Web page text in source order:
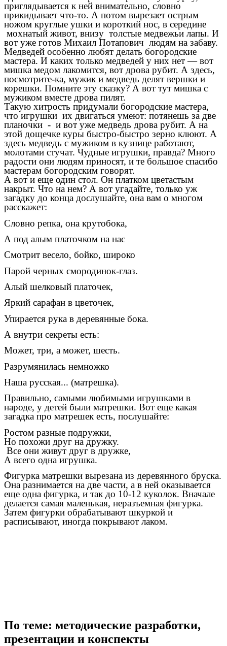
приглядывается к ней внимательно, словно
прикидывает что-то. А потом вырезает острым
ножом круглые ушки и короткий нос, в середине
мохнатый живот, внизу толстые медвежьи лапы. И
вот уже готов Михаил Потапович людям на забаву.
Медведей особенно любят делать богородские
мастера. И каких только медведей у них нет — вот
мишка медом лакомится, вот дрова рубит. А здесь,
посмотрите-ка, мужик и медведь делят вершки и
корешки. Помните эту сказку? А вот тут мишка с
мужиком вместе дрова пилят.
Такую хитрость придумали богородские мастера,
что игрушки их двигаться умеют: потянешь за две
планочки - и вот уже медведь дрова рубит. А на
этой дощечке куры быстро-быстро зерно клюют. А
здесь медведь с мужиком в кузнице работают,
молотами стучат. Чудные игрушки, правда? Много
радости они людям приносят, и те большое спасибо
мастерам богородским говорят.
А вот и еще один стол. Он платком цветастым
накрыт. Что на нем? А вот угадайте, только уж
загадку до конца дослушайте, она вам о многом
расскажет:
Словно репка, она крутобока,
А под алым платочком на нас
Смотрит весело, бойко, широко
Парой черных смородинок-глаз.
Алый шелковый платочек,
Яркий сарафан в цветочек,
Упирается рука в деревянные бока.
А внутри секреты есть:
Может, три, а может, шесть.
Разрумянилась немножко
Наша русская... (матрешка).
Правильно, самыми любимыми игрушками в
народе, у детей были матрешки. Вот еще какая
загадка про матрешек есть, послушайте:
Ростом разные подружки,
Но похожи друг на дружку.
Все они живут друг в дружке,
А всего одна игрушка.
Фигурка матрешки вырезана из деревянного бруска.
Она разнимается на две части, а в ней оказывается
еще одна фигурка, и так до 10-12 куколок. Вначале
делается самая маленькая, неразъемная фигурка.
Затем фигурки обрабатывают шкуркой и
расписывают, иногда покрывают лаком.
По теме: методические разработки,
презентации и конспекты